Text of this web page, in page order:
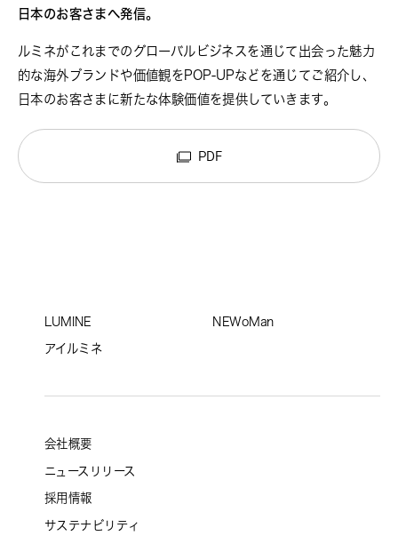
日本のお客さまへ発信。
ルミネがこれまでのグローバルビジネスを通じて出会った魅力
的な海外ブランドや価値観をPOP-UPなどを通じてご紹介し、
日本のお客さまに新たな体験価値を提供していきます。
PDF
LUMINE
NEWoMan
アイルミネ
会社概要
ニュースリリース
採用情報
サステナビリティ